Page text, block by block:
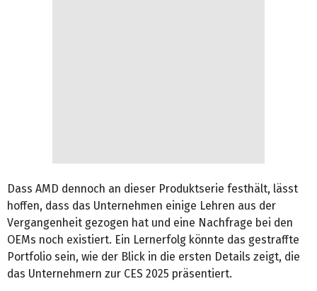
Dass AMD dennoch an dieser Produktserie festhält, lässt
hoffen, dass das Unternehmen einige Lehren aus der
Vergangenheit gezogen hat und eine Nachfrage bei den
OEMs noch existiert. Ein Lernerfolg könnte das gestraffte
Portfolio sein, wie der Blick in die ersten Details zeigt, die
das Unternehmern zur CES 2025 präsentiert.